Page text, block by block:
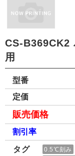
CS-B369CK2
用
型番
定価
販売価格
割引率
タグ 0.5℃刻み